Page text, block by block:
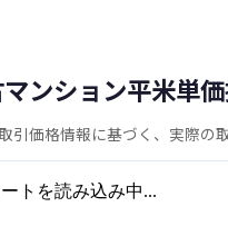
ンション平米単価
引価格情報に基づく、実際の